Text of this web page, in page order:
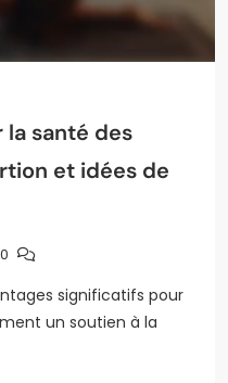
la santé des
et idées de
0
significatifs pour
un soutien à la